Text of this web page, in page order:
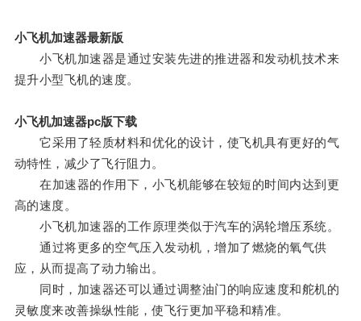
小飞机加速器最新版
小飞机加速器是通过安装先进的推进器和发动机技术来
提升小型飞机的速度。
小飞机加速器pc版下载
它采用了轻质材料和优化的设计，使飞机具有更好的气
动特性，减少了飞行阻力。
在加速器的作用下，小飞机能够在较短的时间内达到更
高的速度。
小飞机加速器的工作原理类似于汽车的涡轮增压系统。
通过将更多的空气压入发动机，增加了燃烧的氧气供
应，从而提高了动力输出。
同时，加速器还可以通过调整油门的响应速度和舵机的
灵敏度来改善操纵性能，使飞行更加平稳和精准。